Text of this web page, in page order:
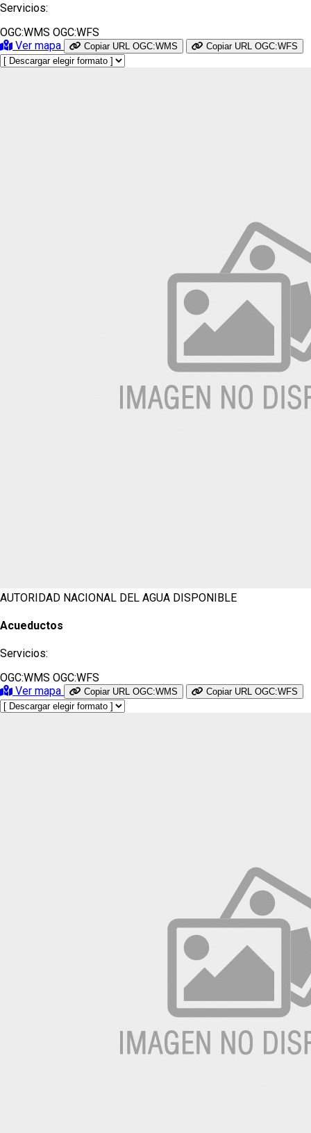
Servicios:
OGC:WMS OGC:WFS
Ver mapa
Copiar URL OGC:WMS Copiar URL OGC:WFS
AUTORIDAD NACIONAL DEL AGUA DISPONIBLE
Acueductos
Servicios:
OGC:WMS OGC:WFS
Ver mapa
Copiar URL OGC:WMS Copiar URL OGC:WFS